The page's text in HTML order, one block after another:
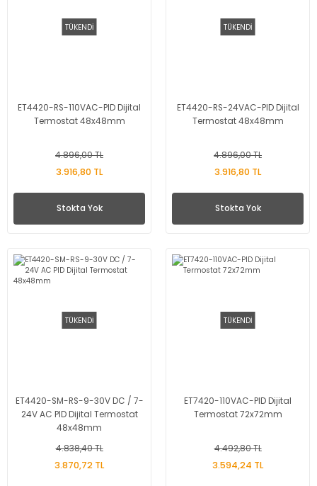
TÜKENDİ
ET4420-RS-110VAC-PID Dijital
Termostat 48x48mm
4.896,00 TL
3.916,80 TL
Stokta Yok
TÜKENDİ
ET4420-RS-24VAC-PID Dijital
Termostat 48x48mm
4.896,00 TL
3.916,80 TL
Stokta Yok
TÜKENDİ
ET4420-SM-RS-9-30V DC / 7-
24V AC PID Dijital Termostat
48x48mm
4.838,40 TL
3.870,72 TL
TÜKENDİ
ET7420-110VAC-PID Dijital
Termostat 72x72mm
4.492,80 TL
3.594,24 TL